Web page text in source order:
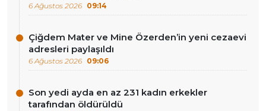
6 Ağustos 2026 09:14
Çiğdem Mater ve Mine Özerden’in yeni cezaevi
adresleri paylaşıldı
6 Ağustos 2026 09:06
Son yedi ayda en az 231 kadın erkekler
tarafından öldürüldü